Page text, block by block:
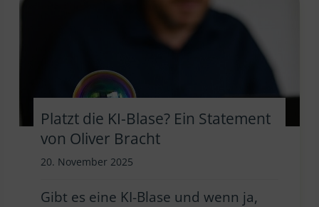
Platzt die KI-Blase? Ein Statement
von Oliver Bracht
20. November 2025
Gibt es eine KI-Blase und wenn ja,